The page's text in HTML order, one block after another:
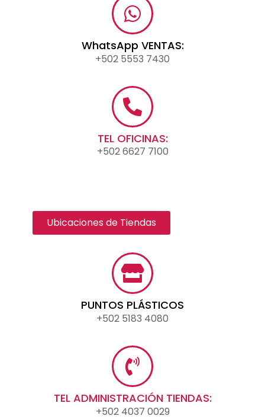
WhatsApp VENTAS:
+502 5553 7430
TEL OFICINAS:
+502 6627 7100
Ubicaciones de Tiendas
PUNTOS PLÁSTICOS
+502 5183 4080
TEL ADMINISTRACIÓN TIENDAS:
+502 4037 0029